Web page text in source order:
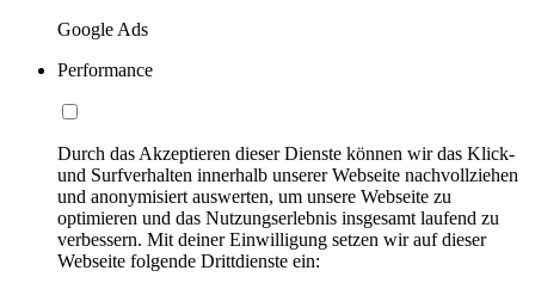
Google Ads
Performance
Durch das Akzeptieren dieser Dienste können wir das Klick-
und Surfverhalten innerhalb unserer Webseite nachvollziehen
und anonymisiert auswerten, um unsere Webseite zu
optimieren und das Nutzungserlebnis insgesamt laufend zu
verbessern. Mit deiner Einwilligung setzen wir auf dieser
Webseite folgende Drittdienste ein: